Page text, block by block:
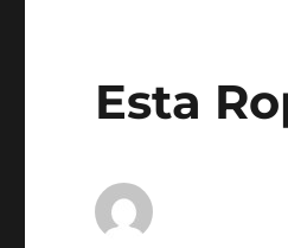
Esta